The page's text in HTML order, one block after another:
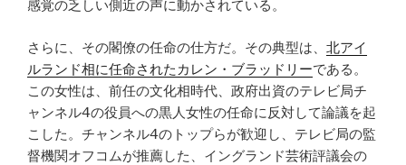
感覚の乏しい側近の声に動かされている。
さらに、その閣僚の任命の仕方だ。その典型は、 北アイ
ルランド相に任命されたカレン・ブラッドリーである。
この女性は、前任の文化相時代、政府出資のテレビ局チ
ャンネル4の役員への黒人女性の任命に反対して論議を起
こした。チャンネル4のトップらが歓迎し、テレビ局の監
督機関オフコムが推薦した、イングランド芸術評議会の